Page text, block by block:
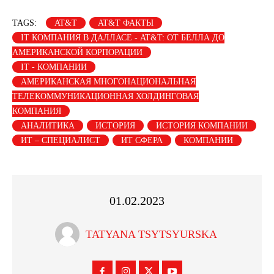
TAGS: AT&T
AT&T ФАКТЫ
IT КОМПАНИЯ В ДАЛЛАСЕ - AT&T: ОТ БЕЛЛА ДО
АМЕРИКАНСКОЙ КОРПОРАЦИИ
IТ - КОМПАНИИ
АМЕРИКАНСКАЯ МНОГОНАЦИОНАЛЬНАЯ
ТЕЛЕКОММУНИКАЦИОННАЯ ХОЛДИНГОВАЯ
КОМПАНИЯ
АНАЛИТИКА
ИСТОРИЯ
ИСТОРИЯ КОМПАНИИ
ИТ – СПЕЦИАЛИСТ
ИТ СФЕРА КОМПАНИИ
01.02.2023
TATYANA TSYTSYURSKA